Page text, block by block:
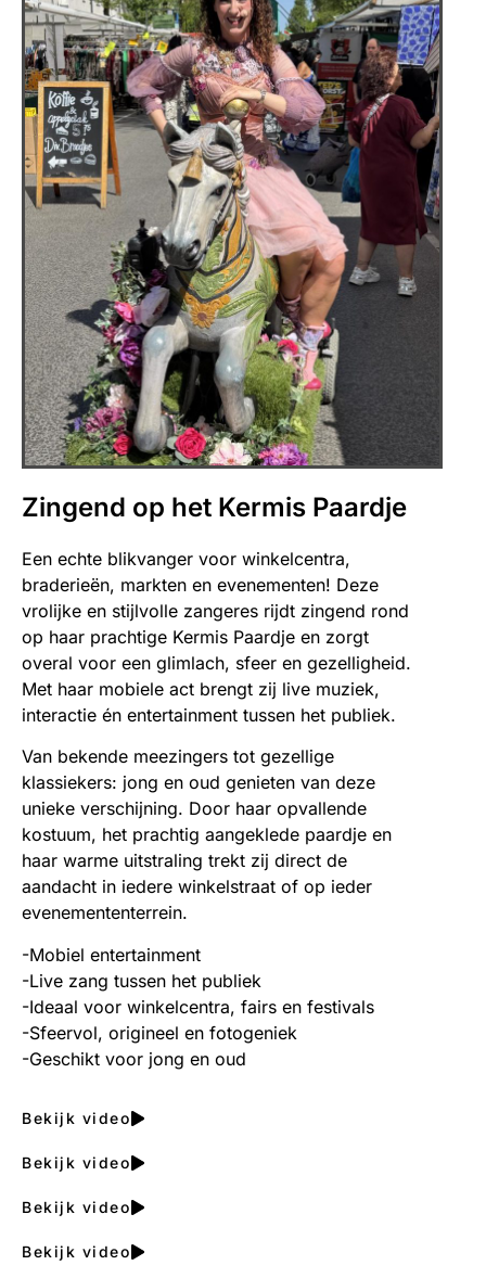
Zingend op het Kermis Paardje
Een echte blikvanger voor winkelcentra,
braderieën, markten en evenementen! Deze
vrolijke en stijlvolle zangeres rijdt zingend rond
op haar prachtige Kermis Paardje en zorgt
overal voor een glimlach, sfeer en gezelligheid.
Met haar mobiele act brengt zij live muziek,
interactie én entertainment tussen het publiek.
Van bekende meezingers tot gezellige
klassiekers: jong en oud genieten van deze
unieke verschijning. Door haar opvallende
kostuum, het prachtig aangeklede paardje en
haar warme uitstraling trekt zij direct de
aandacht in iedere winkelstraat of op ieder
evenemententerrein.
-Mobiel entertainment
-Live zang tussen het publiek
-Ideaal voor winkelcentra, fairs en festivals
-Sfeervol, origineel en fotogeniek
-Geschikt voor jong en oud
Bekijk video
Bekijk video
Bekijk video
Bekijk video